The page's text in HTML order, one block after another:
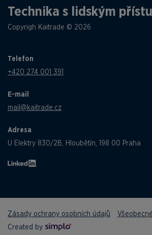
Technika s lidským
Copyrigh Kaitrade © 2026
Telefon
+420 274 001 391
E-mail
mail@kaitrade.cz
Adresa
U Elektry 830/2B, Hloubětín, 198 00 Praha
Zásady ochrany osobních údajů
Created by